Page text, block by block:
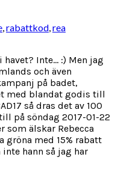
,rabattkod,rea
Inte... :) Men jag
och även
på badet,
med blandat godis till
så dras det av 100
på söndag 2017-01-22
som älskar Rebecca
gröna med 15% rabatt
hann så jag har